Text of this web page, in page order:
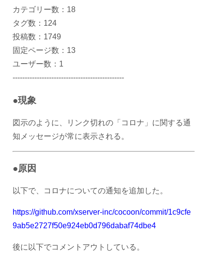
カテゴリー数：18
タグ数：124
投稿数：1749
固定ページ数：13
ユーザー数：1
----------------------------------------------
●現象
図示のように、リンク切れの「コロナ」に関する通
知メッセージが常に表示される。
●原因
以下で、コロナについての通知を追加した。
https://github.com/xserver-inc/cocoon/commit/1c9cfe
9ab5e2727f50e924eb0d796dabaf74dbe4
後に以下でコメントアウトしている。